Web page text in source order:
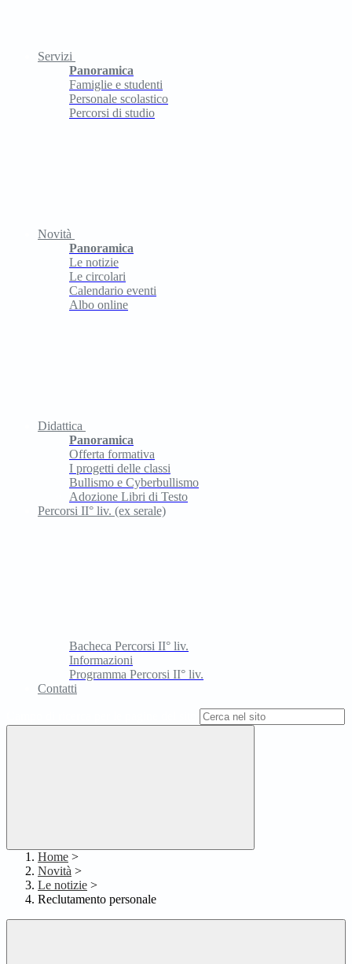
Servizi
Panoramica
Famiglie e studenti
Personale scolastico
Percorsi di studio
Novità
Panoramica
Le notizie
Le circolari
Calendario eventi
Albo online
Didattica
Panoramica
Offerta formativa
I progetti delle classi
Bullismo e Cyberbullismo
Adozione Libri di Testo
Percorsi II° liv. (ex serale)
Bacheca Percorsi II° liv.
Informazioni
Programma Percorsi II° liv.
Contatti
Home >
Novità >
Le notizie >
Reclutamento personale